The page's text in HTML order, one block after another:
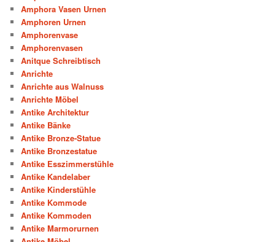
Amphora Vasen Urnen
Amphoren Urnen
Amphorenvase
Amphorenvasen
Anitque Schreibtisch
Anrichte
Anrichte aus Walnuss
Anrichte Möbel
Antike Architektur
Antike Bänke
Antike Bronze-Statue
Antike Bronzestatue
Antike Esszimmerstühle
Antike Kandelaber
Antike Kinderstühle
Antike Kommode
Antike Kommoden
Antike Marmorurnen